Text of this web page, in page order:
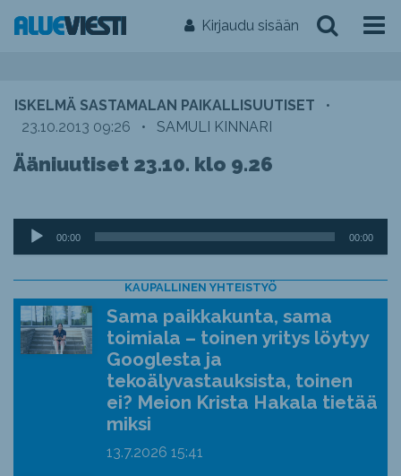
Kirjaudu sisään
ISKELMÄ SASTAMALAN PAIKALLISUUTISET
•
23.10.2013 09:26
• SAMULI KINNARI
Ääniuutiset 23.10. klo 9.26
Äänitoistin
00:00 00:00
KAUPALLINEN YHTEISTYÖ
Sama paikkakunta, sama
toimiala – toinen yritys löytyy
Googlesta ja
tekoälyvastauksista, toinen
ei? Meion Krista Hakala tietää
miksi
13.7.2026 15:41